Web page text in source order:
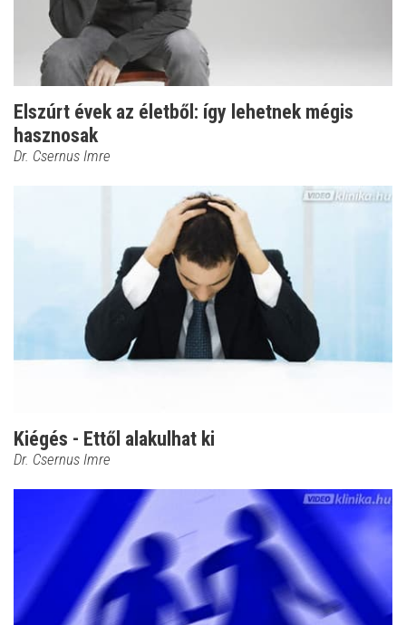
Elszúrt évek az életből: így lehetnek mégis
hasznosak
Dr. Csernus Imre
Kiégés - Ettől alakulhat ki
Dr. Csernus Imre